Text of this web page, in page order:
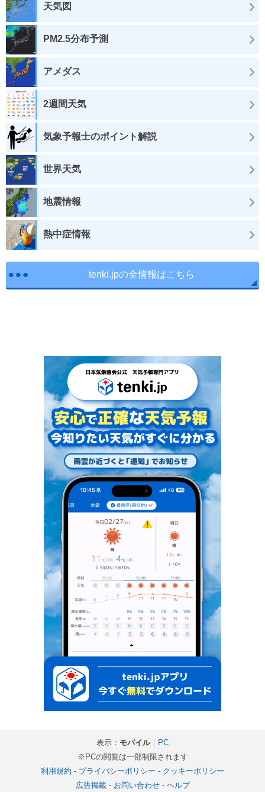
天気図
PM2.5分布予測
アメダス
2週間天気
気象予報士のポイント解説
世界天気
地震情報
熱中症情報
tenki.jpの全情報はこちら
表示： モバイル｜ PC
※PCの閲覧は一部制限されます
利用規約 - プライバシーポリシー - クッキーポリシー
広告掲載- お問い合わせ- ヘルプ